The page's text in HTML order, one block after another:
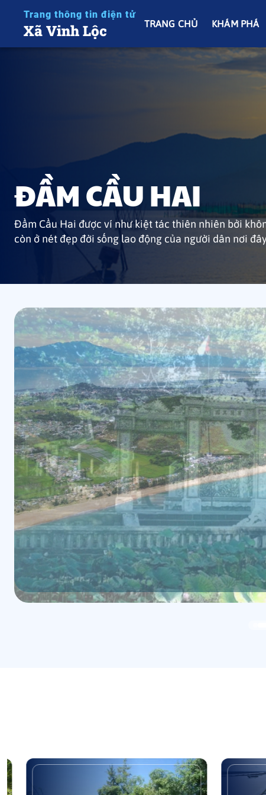
Trang thông tin điện tử
Xã Vinh Lộc TRANG CHỦ KHÁM PHÁ
ĐẦM CẦU HAI
Đầm Cầu Hai được ví như kiệt tác thiên nhiên bởi
còn ở nét đẹp đời sống lao động của người dân nơi
BIỂN VINH HIỀN
Bãi biển Vinh Hiền (hay biển Hàm Rồng) nằm tại xã
khoảng 40 km. Nơi đây sở hữu bãi cát dài, làn nước
phong hoang sơ. Đây là điểm cắm trại và chụp ảnh lý
Đình làng Diêm Trường Tuyến